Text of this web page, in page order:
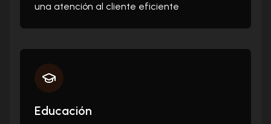
una atención al cliente eficiente
Educación